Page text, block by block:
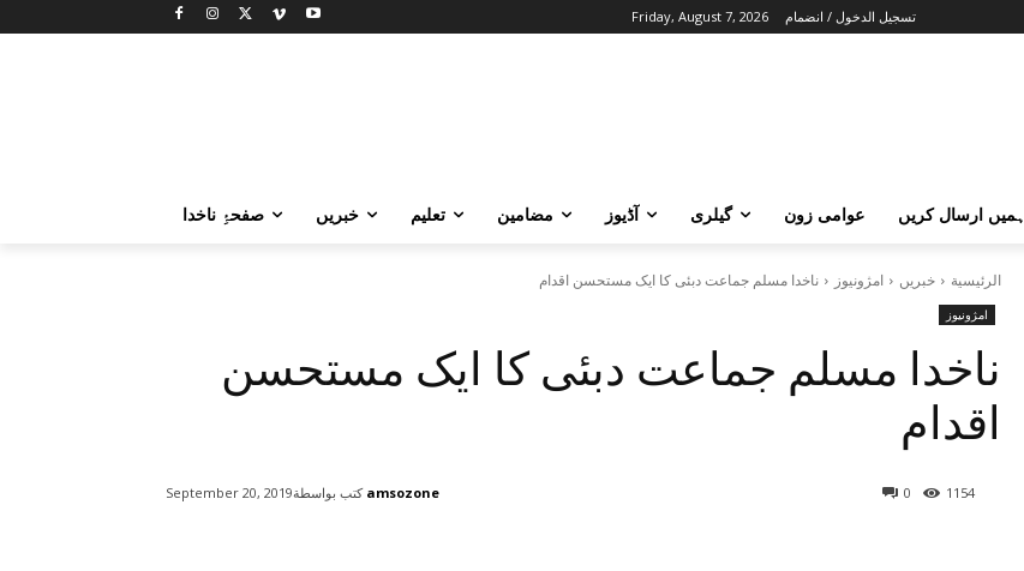
Friday, August 7, 2026 تسجيل الدخول / انضمام
صفحۂِ ناخدا خبریں تعلیم مضامین آڈیوز گیلری عوامی زون ہمیں ارسال کریں
الرئيسية خبریں امژونیوز ناخدا مسلم جماعت دبئی کا ایک مستحسن اقدام
امژونیوز
ناخدا مسلم جماعت دبئی کا ایک مستحسن
اقدام
0 1154
September 20, 2019كتب بواسطة amsozone